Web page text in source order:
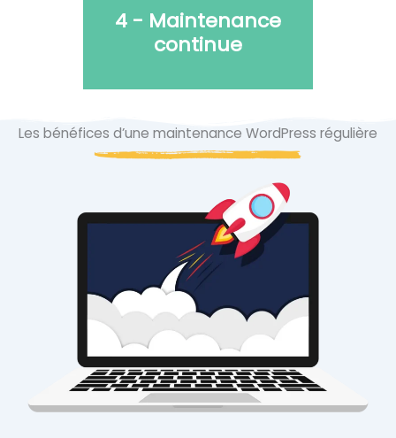
4 - Maintenance
continue
Mises à jour, support,
amélioration
continue.
Les bénéfices d’une maintenance WordPress régulière